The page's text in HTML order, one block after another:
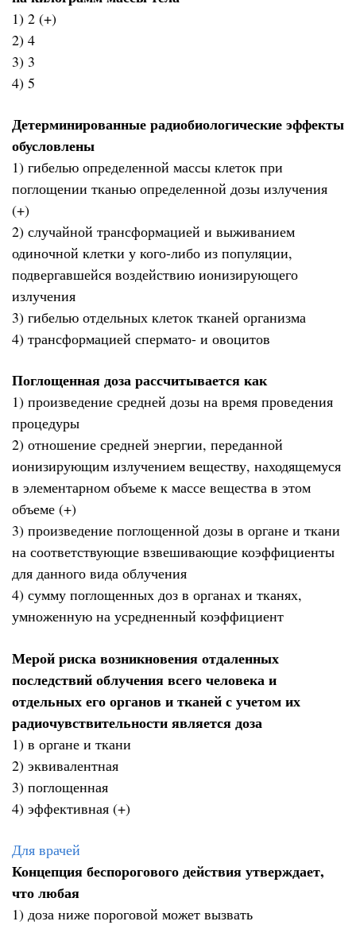
1) 2 (+)
2) 4
3) 3
4) 5
Детерминированные радиобиологические эффекты
обусловлены
1) гибелью определенной массы клеток при
поглощении тканью определенной дозы излучения
(+)
2) случайной трансформацией и выживанием
одиночной клетки у кого-либо из популяции,
подвергавшейся воздействию ионизирующего
излучения
3) гибелью отдельных клеток тканей организма
4) трансформацией спермато- и овоцитов
Поглощенная доза рассчитывается как
1) произведение средней дозы на время проведения
процедуры
2) отношение средней энергии, переданной
ионизирующим излучением веществу, находящемуся
в элементарном объеме к массе вещества в этом
объеме (+)
3) произведение поглощенной дозы в органе и ткани
на соответствующие взвешивающие коэффициенты
для данного вида облучения
4) сумму поглощенных доз в органах и тканях,
умноженную на усредненный коэффициент
Мерой риска возникновения отдаленных
последствий облучения всего человека и
отдельных его органов и тканей с учетом их
радиочувствительности является доза
1) в органе и ткани
2) эквивалентная
3) поглощенная
4) эффективная (+)
Для врачей
Концепция беспорогового действия утверждает,
что любая
1) доза ниже пороговой может вызвать